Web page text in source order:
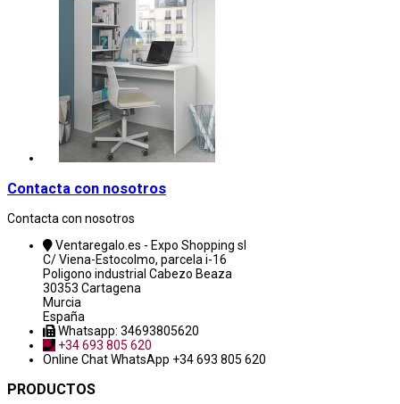
Contacta con nosotros
Contacta con nosotros
Ventaregalo.es - Expo Shopping sl
C/ Viena-Estocolmo, parcela i-16
Poligono industrial Cabezo Beaza
30353 Cartagena
Murcia
España
Whatsapp: 34693805620
+34 693 805 620
Online ChatWhatsApp +34 693 805 620
PRODUCTOS